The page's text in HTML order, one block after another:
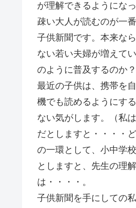
が理解できるようにな
疎い大人が読むのが一
子供新聞です。本来な
ない若い夫婦が増えて
のように普及するのか
最近の子供は、携帯を
機でも読めるようにす
ない気がします。（私
だとしますと・・・・
の一環として、小中学
としますと、先生の理
は・・・・。
子供新聞を手にしての